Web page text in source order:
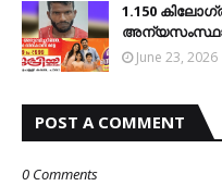
1.150
June 23, 2026
POST A COMMENT
0 Comments